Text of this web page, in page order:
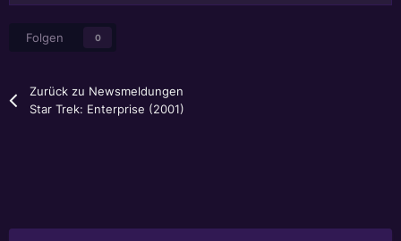
Folgen 0
Zurück zu Newsmeldungen
Star Trek: Enterprise (2001)